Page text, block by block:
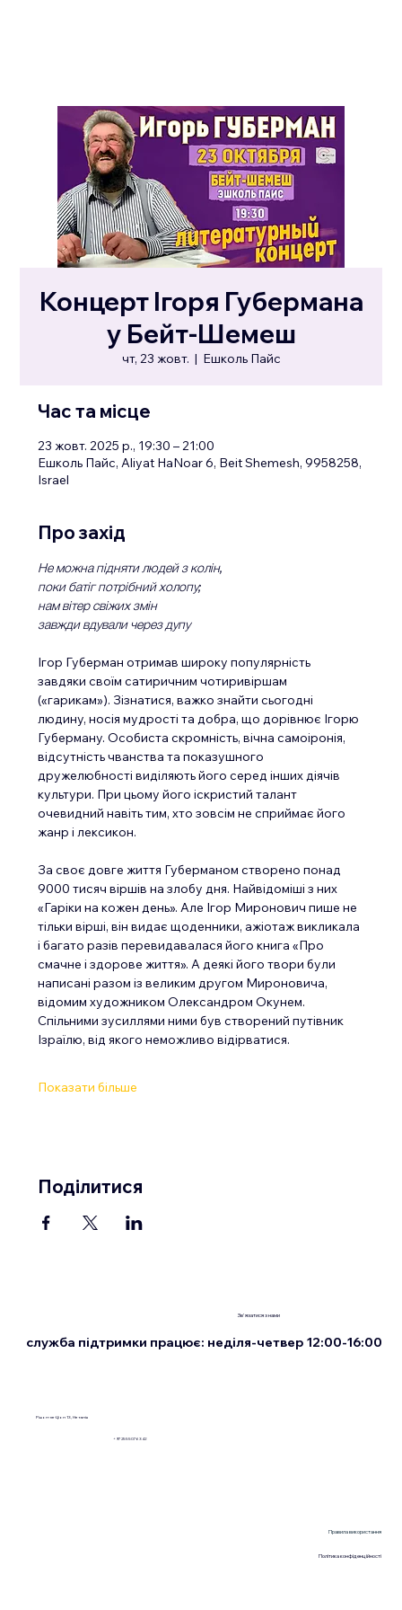
Концерт Ігоря Губермана
у Бейт-Шемеш
чт, 23 жовт.
  |
Ешколь Пайс
Час та місце
23 жовт. 2025 р., 19:30 – 21:00
Ешколь Пайс, Aliyat HaNoar 6, Beit Shemesh, 9958258,
Israel
Про захід
Не можна підняти людей з колін,
поки батіг потрібний холопу;
нам вітер свіжих змін
завжди вдували через дупу
Ігор Губерман отримав широку популярність
завдяки своїм сатиричним чотиривіршам
(«гарикам»). Зізнатися, важко знайти сьогодні
людину, носія мудрості та добра, що дорівнює Ігорю
Губерману. Особиста скромність, вічна самоіронія,
відсутність чванства та показушного
дружелюбності виділяють його серед інших діячів
культури. При цьому його іскристий талант
очевидний навіть тим, хто зовсім не сприймає його
жанр і лексикон.
За своє довге життя Губерманом створено понад
9000 тисяч віршів на злобу дня. Найвідоміші з них
«Гаріки на кожен день». Але Ігор Миронович пише не
тільки вірші, він видає щоденники, ажіотаж викликала
і багато разів перевидавалася його книга «Про
смачне і здорове життя». А деякі його твори були
написані разом із великим другом Мироновича,
відомим художником Олександром Окунем.
Спільними зусиллями ними був створений путівник
Ізраїлю, від якого неможливо відірватися.
Показати більше
Поділитися
Правила використання
Політика конфіденційності
Рішон-ле-Ціон 13, Нетанія
+972555076342
Зв'язатися з нами
служба підтримки працює: неділя-четвер 12:00-16:00